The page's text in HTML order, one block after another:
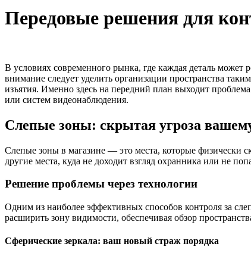
Передовые решения для
В условиях современного рынка, где каждая деталь может
внимание следует уделить организации пространства
изъятия. Именно здесь на передний план выходит
или систем видеонаблюдения.
Слепые зоны: скрытая угроза
Слепые зоны в магазине — это места, которые физически
другие места, куда не доходит взгляд охранника или не
Решение проблемы через технологии
Одним из наиболее эффективных способов контроля за
расширить зону видимости, обеспечивая обзор
Сферические зеркала: ваш новый страж порядка